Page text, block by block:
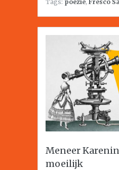
Tags: poëzie, Fresco
Meneer
moeilijk